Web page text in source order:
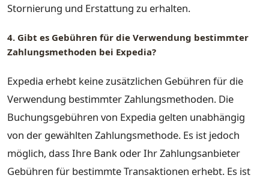
Stornierung und Erstattung zu erhalten.
4. Gibt es Gebühren für die Verwendung bestimmter
Zahlungsmethoden bei Expedia?
Expedia erhebt keine zusätzlichen Gebühren für die
Verwendung bestimmter Zahlungsmethoden. Die
Buchungsgebühren von Expedia gelten unabhängig
von der gewählten Zahlungsmethode. Es ist jedoch
möglich, dass Ihre Bank oder Ihr Zahlungsanbieter
Gebühren für bestimmte Transaktionen erhebt. Es ist